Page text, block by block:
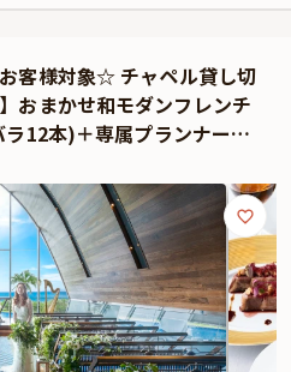
一緒にお手伝いをさせて頂きます。お客
て頂きますので、ご要望がございました
特別おまかせメニューで、お二人だけ
客様対象☆ チャペル貸し切
おまかせ和モダンフレンチ
12本)＋専属プランナー付
ンで感動的なプロポーズ